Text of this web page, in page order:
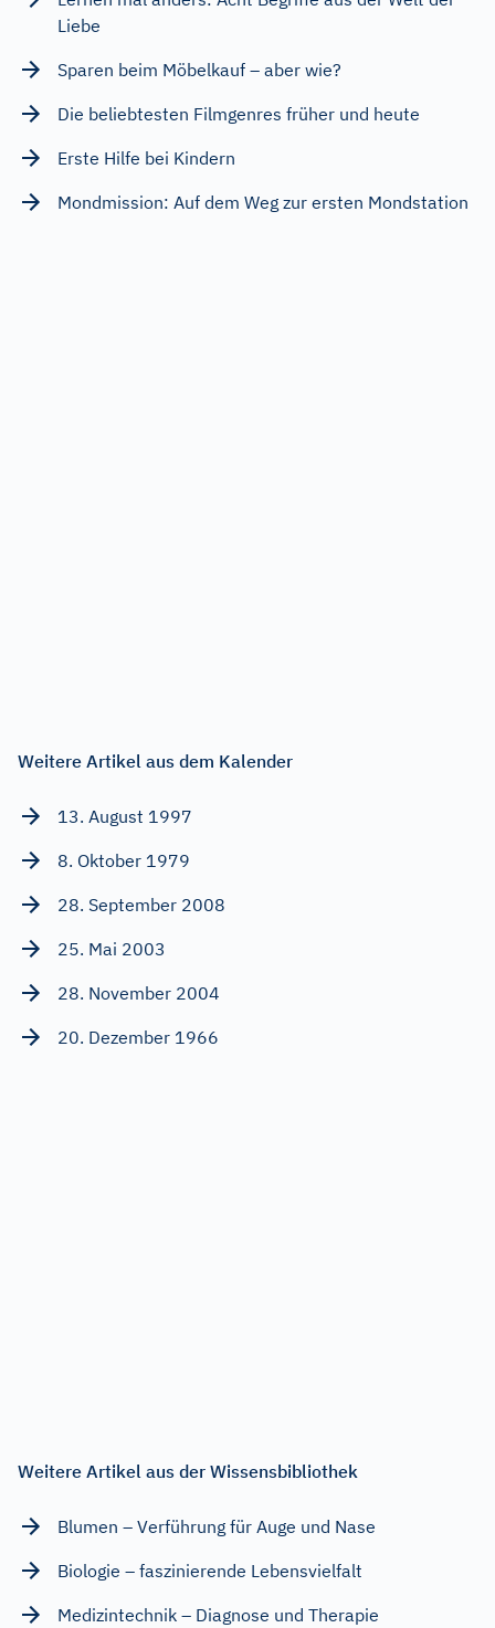
Liebe
Sparen beim Möbelkauf – aber wie?
Die beliebtesten Filmgenres früher und heute
Erste Hilfe bei Kindern
Mondmission: Auf dem Weg zur ersten Mondstation
Weitere Artikel aus dem Kalender
13. August 1997
8. Oktober 1979
28. September 2008
25. Mai 2003
28. November 2004
20. Dezember 1966
Weitere Artikel aus der Wissensbibliothek
Blumen – Verführung für Auge und Nase
Biologie – faszinierende Lebensvielfalt
Medizintechnik – Diagnose und Therapie